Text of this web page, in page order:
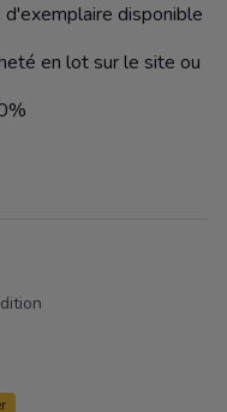
disponible
en lot sur le site ou